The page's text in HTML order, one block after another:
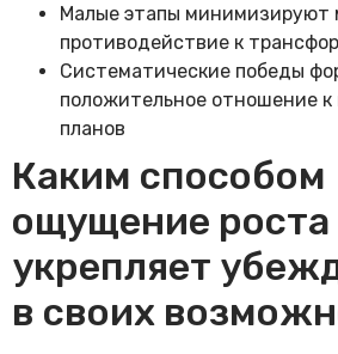
Малые этапы минимизируют
противодействие к
Систематические победы
положительное отношение
планов
Каким способом
ощущение роста
укрепляет
в своих